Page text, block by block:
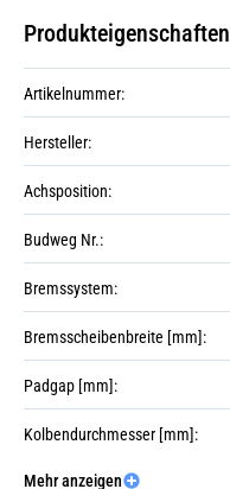
Produkteigenschaften
Artikelnummer:
Hersteller:
Achsposition:
Budweg Nr.:
Bremssystem:
Bremsscheibenbreite [mm]:
Padgap [mm]:
Kolbendurchmesser [mm]:
Kolbenanzahl:
Mehr anzeigen